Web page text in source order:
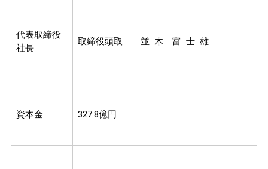
代表取締役
社長
取締役頭取 並 木 富 士 雄
資本金 327.8億円